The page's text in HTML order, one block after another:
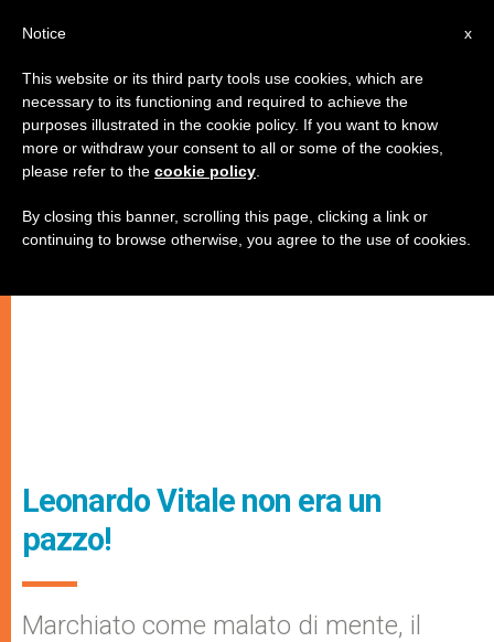
Leonardo Vitale non era un
pazzo!
Marchiato come malato di mente, il
x
Notice
This website or its third party tools use cookies, which are
necessary to its functioning and required to achieve the
purposes illustrated in the cookie policy. If you want to know
more or withdraw your consent to all or some of the cookies,
please refer to the cookie policy
By closing this banner, scrolling this page, clicking a link or
continuing to browse otherwise, you agree to the use of cookies.